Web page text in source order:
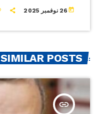
today 26 نوفمبر 2025
SIMILAR POSTS
insert_link